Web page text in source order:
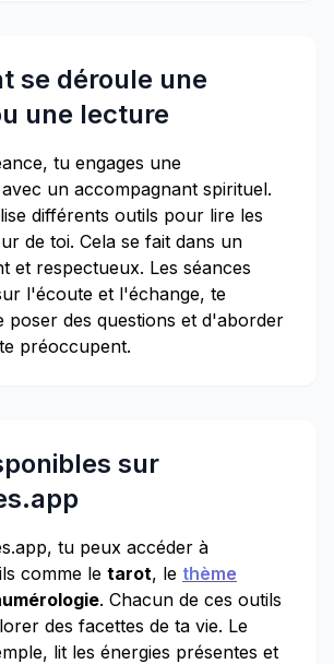
se déroule une
une lecture
tu engages une
un accompagnant spirituel.
différents outils pour lire les
de toi. Cela se fait dans un
et respectueux. Les séances
l'écoute et l'échange, te
poser des questions et d'aborder
préoccupent.
sur
tu peux accéder à
comme le tarot, le thème
. Chacun de ces outils
des facettes de ta vie. Le
lit les énergies présentes et